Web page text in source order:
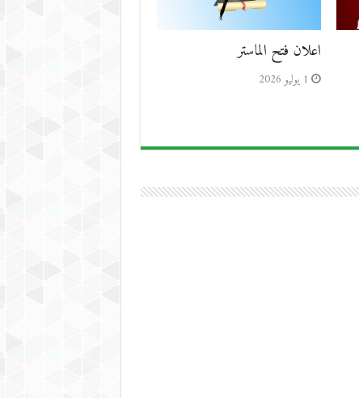
اعلان فتح الماستر
1 يوليو 2026